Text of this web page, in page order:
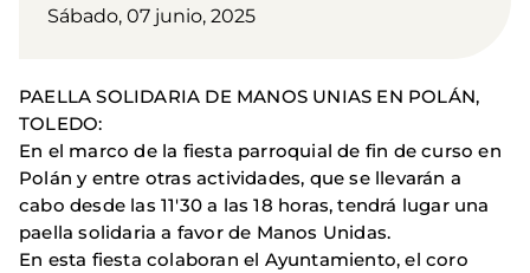
Sábado, 07 junio, 2025
PAELLA SOLIDARIA DE MANOS UNIAS EN POLÁN,
TOLEDO:
En el marco de la fiesta parroquial de fin de curso en
Polán y entre otras actividades, que se llevarán a
cabo desde las 11'30 a las 18 horas, tendrá lugar una
paella solidaria a favor de Manos Unidas.
En esta fiesta colaboran el Ayuntamiento, el coro